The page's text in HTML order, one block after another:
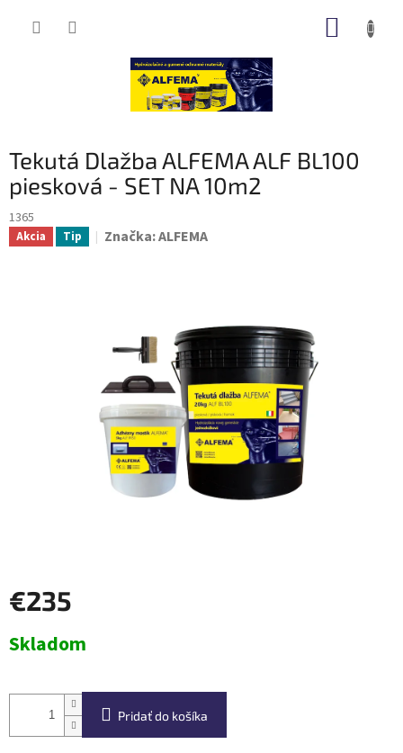
Tekutá Dlažba ALFEMA ALF BL100
piesková - SET NA 10m2
1365
Akcia Tip Značka:ALFEMA
€235
cena:
Skladom
Pridať do košíka